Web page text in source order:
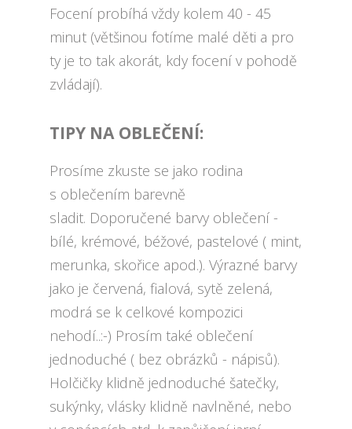
Focení probíhá vždy kolem 40 - 45
minut (většinou fotíme malé děti a pro
ty je to tak akorát, kdy focení v pohodě
zvládají).
TIPY NA OBLEČENÍ:
Prosíme zkuste se jako rodina
s oblečením barevně
sladit. Doporučené barvy oblečení -
bílé, krémové, béžové, pastelové ( mint,
merunka, skořice apod.). Výrazné barvy
jako je červená, fialová, sytě zelená,
modrá se k celkové kompozici
nehodí..:-) Prosím také oblečení
jednoduché ( bez obrázků - nápisů).
Holčičky klidně jednoduché šatečky,
sukýnky, vlásky klidně navlněné, nebo